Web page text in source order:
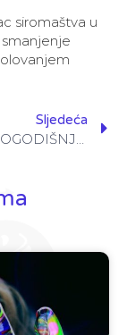
siromaštva u
Sljedeća